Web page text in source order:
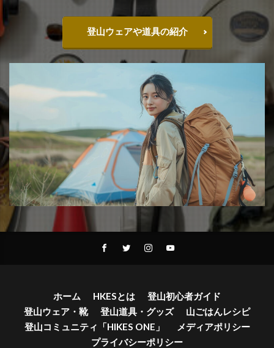
登山ウェアや道具の紹介
ホーム HKESとは
登山初心者ガイド
登山ウェア・靴
登山道具・グッズ
山ごはんレシピ
登山コミュニティ「HIKES ONE」
メディアポリシー
プライバシーポリシー